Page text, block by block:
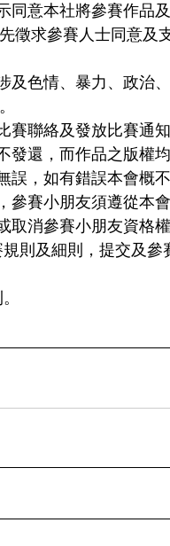
同意本社將參賽作品
徵求參賽人士同意及
及色情、暴力、政治
聯絡及發放比賽通知
發還，而作品之版權
，如有錯誤本會概不
參賽小朋友須遵從本
取消參賽小朋友資格
則及細則，提交及